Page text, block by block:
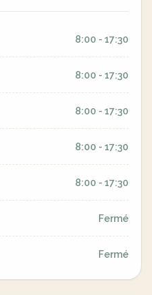
8:00 - 17:30
8:00 - 17:30
8:00 - 17:30
8:00 - 17:30
8:00 - 17:30
Fermé
Fermé